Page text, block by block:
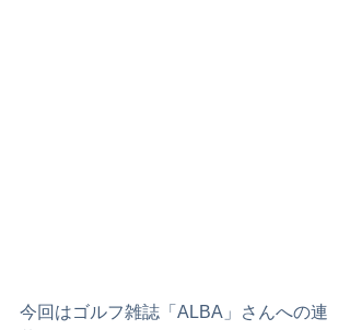
今回はゴルフ雑誌「ALBA」さんへの連